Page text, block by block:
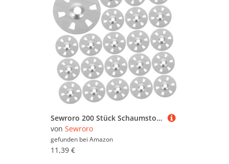
Sewroro 200 Stück Schaumstoff Unterlegscheiben mit Löchern Dämmstoffteller für Isolierplatten Leichte Feste Montage mit Antirutschfunktion für Gipskarton Dämmplatten Geeignet
von Sewroro
gefunden bei Amazon
11,39 €